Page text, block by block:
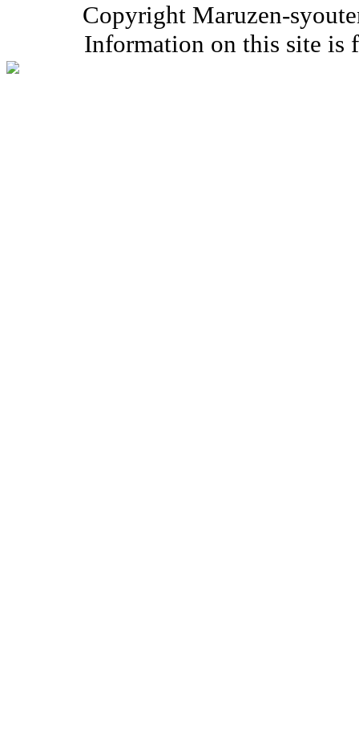
Copyright Maruzen-
Information on this site is